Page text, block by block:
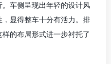
车侧呈现出年轻的设计风
显得整车十分有活力。排
的布局形式进一步衬托了